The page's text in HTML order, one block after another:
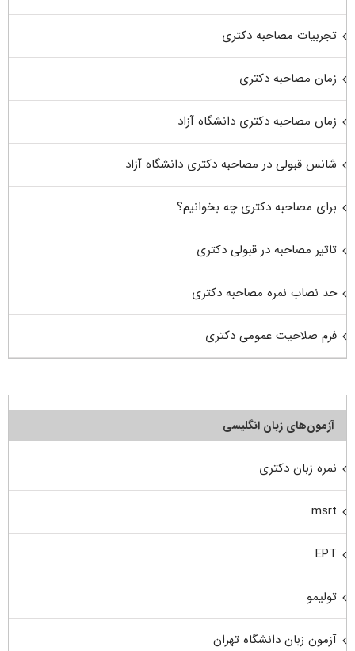
تجربیات مصاحبه دکتری
زمان مصاحبه دکتری
زمان مصاحبه دکتری دانشگاه آزاد
شانس قبولی در مصاحبه دکتری دانشگاه آزاد
برای مصاحبه دکتری چه بخوانیم؟
تاثیر مصاحبه در قبولی دکتری
حد نصاب نمره مصاحبه دکتری
فرم صلاحیت عمومی دکتری
آزمون‌های زبان انگلیسی
نمره زبان دکتری
msrt
EPT
تولیمو
آزمون زبان دانشگاه تهران